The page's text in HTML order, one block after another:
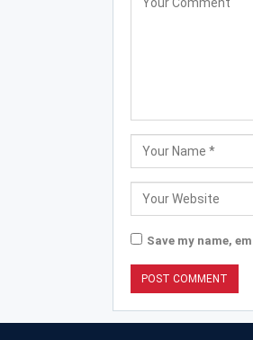
Save my name,